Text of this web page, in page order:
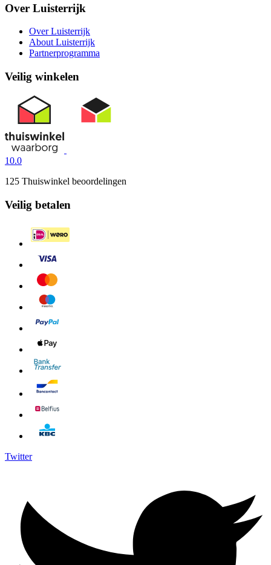
Over Luisterrijk
Over Luisterrijk
About Luisterrijk
Partnerprogramma
Veilig winkelen
10.0
125 Thuiswinkel beoordelingen
Veilig betalen
Twitter